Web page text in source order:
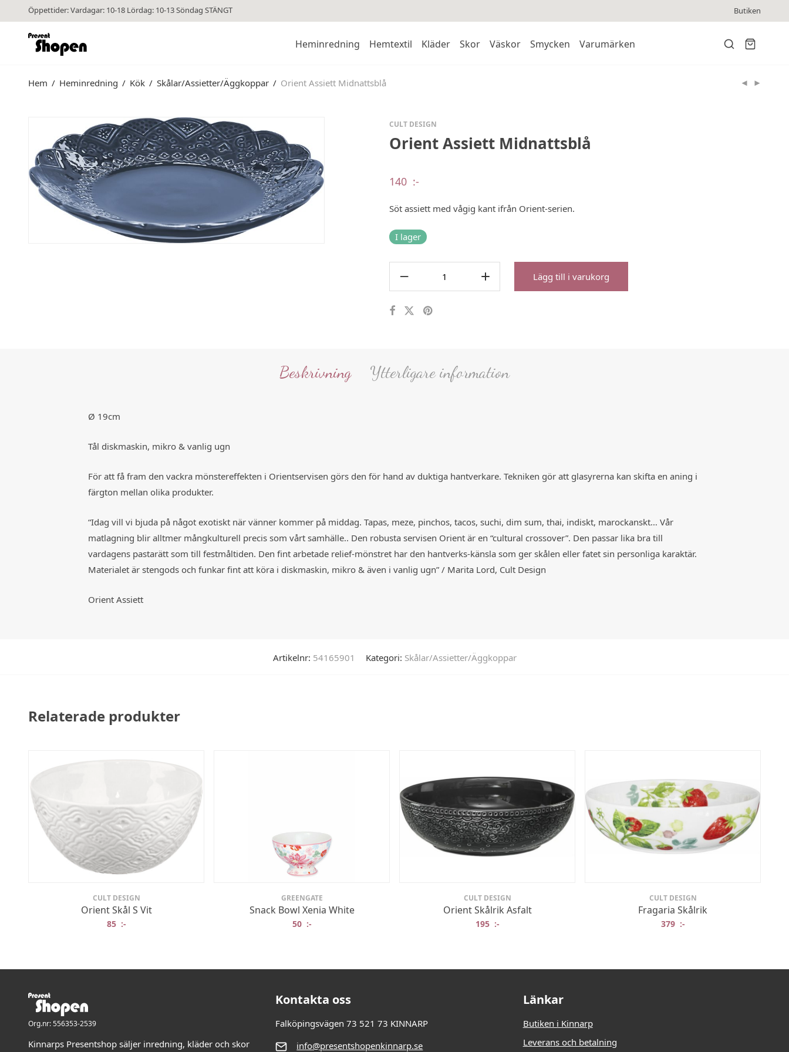
Öppettider: Vardagar: 10-18 Lördag: 10-13 Söndag STÄNGT Butiken
Heminredning Hemtextil Kläder Skor Väskor Smycken Varumärken
Hem / Heminredning / Kök / Skålar/Assietter/Äggkoppar / Orient Assiett Midnattsblå
CULT DESIGN
Orient Assiett Midnattsblå
140 :-
Söt assiett med vågig kant ifrån Orient-serien.
I lager
Lägg till i varukorg
Beskrivning Ytterligare information
Ø 19cm
Tål diskmaskin, mikro & vanlig ugn
För att få fram den vackra mönstereffekten i Orientservisen görs den för hand av duktiga hantverkare. Tekniken gör att glasyrerna kan skifta en aning i
färgton mellan olika produkter.
“Idag vill vi bjuda på något exotiskt när vänner kommer på middag. Tapas, meze, pinchos, tacos, suchi, dim sum, thai, indiskt, marockanskt… Vår
matlagning blir alltmer mångkulturell precis som vårt samhälle.. Den robusta servisen Orient är en “cultural crossover”. Den passar lika bra till
vardagens pastarätt som till festmåltiden. Den fint arbetade relief-mönstret har den hantverks-känsla som ger skålen eller fatet sin personliga karaktär.
Materialet är stengods och funkar fint att köra i diskmaskin, mikro & även i vanlig ugn” / Marita Lord, Cult Design
Orient Assiett
Artikelnr: 54165901 Kategori: Skålar/Assietter/Äggkoppar
Relaterade produkter
CULT DESIGN
Orient Skål S Vit
85 :-
GREENGATE
Snack Bowl Xenia White
50 :-
CULT DESIGN
Orient Skålrik Asfalt
195 :-
CULT DESIGN
Fragaria Skålrik
379 :-
Org.nr: 556353-2539
Kinnarps Presentshop säljer inredning, kläder och skor
Kontakta oss
Falköpingsvägen 73 521 73 KINNARP
info@presentshopenkinnarp.se
Länkar
Butiken i Kinnarp
Leverans och betalning